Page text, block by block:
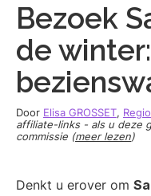
-
De
blog
van
en
Manu
Bezoek
de
Door Elisa GROSSET,
affiliate-links - als u deze
commissie (meer lezen)
Denkt u erover om